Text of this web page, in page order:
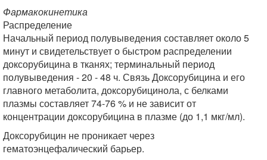
Фармакокинетика
Распределение
Начальный период полувыведения составляет около 5
минут и свидетельствует о быстром распределении
доксорубицина в тканях; терминальный период
полувыведения - 20 - 48 ч. Связь Доксорубицина и его
главного метаболита, доксорубицинола, с белками
плазмы составляет 74-76 % и не зависит от
концентрации доксорубицина в плазме (до 1,1 мкг/мл).
Доксорубицин не проникает через
гематоэнцефалический барьер.